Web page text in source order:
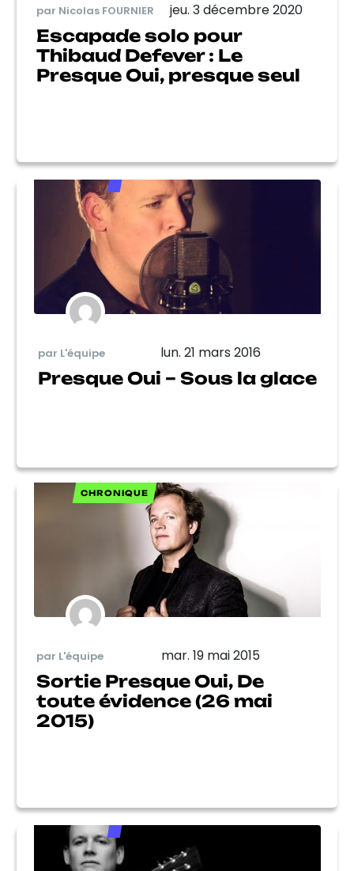
par Nicolas FOURNIER jeu. 3 décembre 2020
Escapade solo pour
Thibaud Defever : Le
Presque Oui, presque seul
par L'équipe lun. 21 mars 2016
Presque Oui – Sous la glace
CHRONIQUE
par L'équipe mar. 19 mai 2015
Sortie Presque Oui, De
toute évidence (26 mai
2015)